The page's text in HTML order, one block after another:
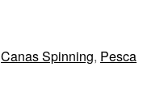
Canas Spinning, Pesca